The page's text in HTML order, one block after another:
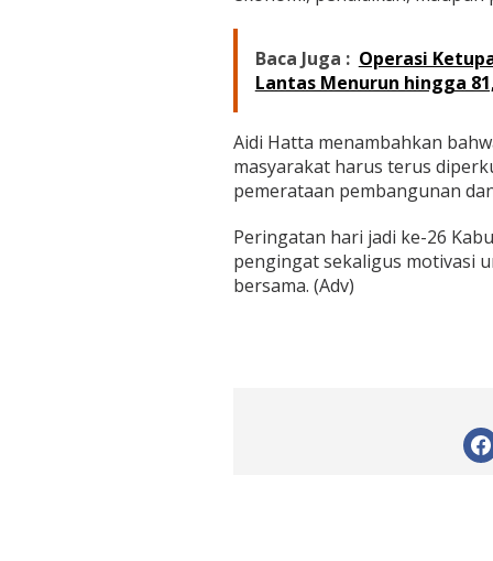
b
i
Baca Juga : Operasi
Lantas Menurun hingga
Aidi Hatta menambahkan
masyarakat harus terus
pemerataan pembangunan
Peringatan hari jadi ke-26
pengingat sekaligus motivasi
bersama. (Adv)